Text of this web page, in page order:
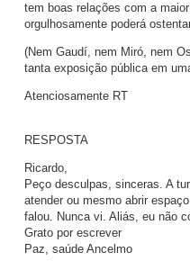
tem boas relações com a
orgulhosamente poderá
(Nem Gaudí, nem Miró, nem
tanta exposição pública em
Atenciosamente RT
RESPOSTA
Ricardo,
Peço desculpas, sinceras. A
atender ou mesmo abrir
falou. Nunca vi. Aliás, eu não
Grato por escrever
Paz, saúde Ancelmo